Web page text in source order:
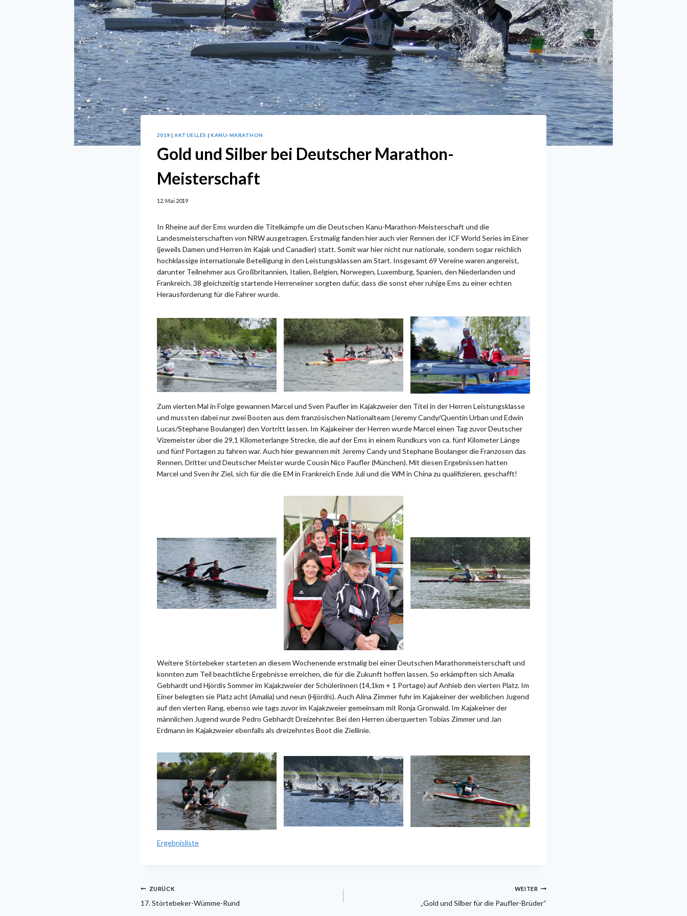
2019 |AKTUELLES |KANU-MARATHON
Gold und Silber bei Deutscher Marathon-
Meisterschaft
12. Mai 2019
In Rheine auf der Ems wurden die Titelkämpfe um die Deutschen Kanu-Marathon-Meisterschaft und die
Landesmeisterschaften von NRW ausgetragen. Erstmalig fanden hier auch vier Rennen der ICF World Series im Einer
(jeweils Damen und Herren im Kajak und Canadier) statt. Somit war hier nicht nur nationale, sondern sogar reichlich
hochklassige internationale Beteiligung in den Leistungsklassen am Start. Insgesamt 69 Vereine waren angereist,
darunter Teilnehmer aus Großbritannien, Italien, Belgien, Norwegen, Luxemburg, Spanien, den Niederlanden und
Frankreich. 38 gleichzeitig startende Herreneiner sorgten dafür, dass die sonst eher ruhige Ems zu einer echten
Herausforderung für die Fahrer wurde.
Zum vierten Mal in Folge gewannen Marcel und Sven Paufler im Kajakzweier den Titel in der Herren Leistungsklasse
und mussten dabei nur zwei Booten aus dem französischen Nationalteam (Jeremy Candy/Quentin Urban und Edwin
Lucas/Stephane Boulanger) den Vortritt lassen. Im Kajakeiner der Herren wurde Marcel einen Tag zuvor Deutscher
Vizemeister über die 29,1 Kilometerlange Strecke, die auf der Ems in einem Rundkurs von ca. fünf Kilometer Länge
und fünf Portagen zu fahren war. Auch hier gewannen mit Jeremy Candy und Stephane Boulanger die Franzosen das
Rennen. Dritter und Deutscher Meister wurde Cousin Nico Paufler (München). Mit diesen Ergebnissen hatten
Marcel und Sven ihr Ziel, sich für die die EM in Frankreich Ende Juli und die WM in China zu qualifizieren, geschafft!
Weitere Störtebeker starteten an diesem Wochenende erstmalig bei einer Deutschen Marathonmeisterschaft und
konnten zum Teil beachtliche Ergebnisse erreichen, die für die Zukunft hoffen lassen. So erkämpften sich Amalia
Gebhardt und Hjördis Sommer im Kajakzweier der Schülerinnen (14,1km + 1 Portage) auf Anhieb den vierten Platz. Im
Einer belegten sie Platz acht (Amalia) und neun (Hjördis). Auch Alina Zimmer fuhr im Kajakeiner der weiblichen Jugend
auf den vierten Rang, ebenso wie tags zuvor im Kajakzweier gemeinsam mit Ronja Gronwald. Im Kajakeiner der
männlichen Jugend wurde Pedro Gebhardt Dreizehnter. Bei den Herren überquerten Tobias Zimmer und Jan
Erdmann im Kajakzweier ebenfalls als dreizehntes Boot die Ziellinie.
Ergebnisliste
Beitragsnavigation
ZURÜCK
17. Störtebeker-Wümme-Rund
WEITER
„Gold und Silber für die Paufler-Brüder“